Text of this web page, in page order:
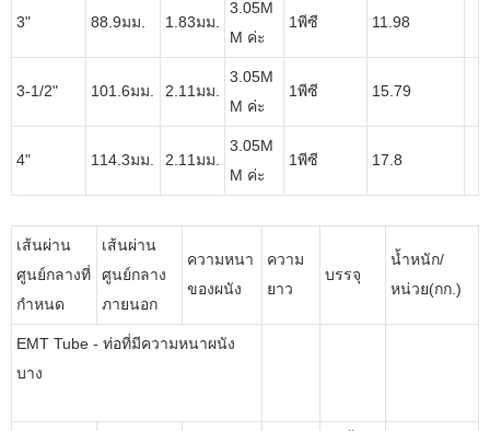
3" 88.9มม. 1.83มม.
3.05M
M ค่ะ
1พีซี 11.98
3-1/2" 101.6มม. 2.11มม.
3.05M
M ค่ะ
1พีซี 15.79
4" 114.3มม. 2.11มม.
3.05M
M ค่ะ
1พีซี 17.8
เส้นผ่าน
ศูนย์กลางที่
กำหนด
เส้นผ่าน
ศูนย์กลาง
ภายนอก
ความหนา
ของผนัง
ความ
ยาว
บรรจุ
น้ำหนัก/
หน่วย(กก.)
EMT Tube - ท่อที่มีความหนาผนัง
บาง